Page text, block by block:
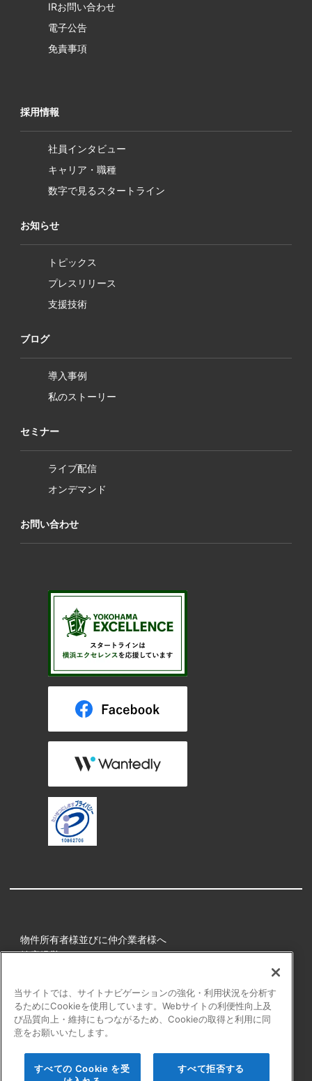
IRお問い合わせ
電子公告
免責事項
採用情報
社員インタビュー
キャリア・職種
数字で見るスタートライン
お知らせ
トピックス
プレスリリース
支援技術
ブログ
導入事例
私のストーリー
セミナー
ライブ配信
オンデマンド
お問い合わせ
物件所有者様並びに仲介業者様へ
健康経営
プライバシーポリシー
障害者の表記について
よくある質問
当サイトでは、サイトナビゲーションの強化・利用状況を分析す
るためにCookieを使用しています。Webサイトの利便性向上及
び品質向上・維持にもつながるため、Cookieの取得と利用に同
意をお願いいたします。
すべての Cookie を受
すべて拒否する